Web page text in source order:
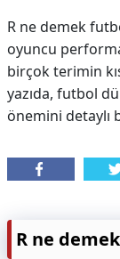
R ne demek
oyuncu
birçok terimin
yazıda, futbol
önemini detaylı
R ne